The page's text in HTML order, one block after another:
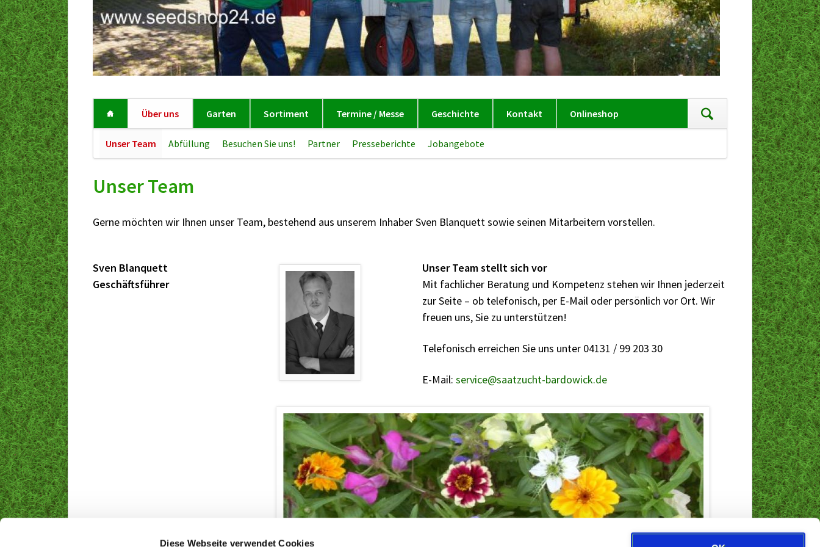
Diese Webseite verwendet Cookies
überspringen
Über uns Garten Sortiment Termine / Messe Geschichte Kontakt Onlineshop
überspringen
Unser Team Abfüllung Besuchen Sie uns! Partner Presseberichte Jobangebote
Unser Team
Gerne möchten wir Ihnen unser Team, bestehend aus unserem Inhaber Sven Blanquett sowie seinen Mitarbeitern vorstellen.
Sven Blanquett
Geschäftsführer
Unser Team stellt sich vor
Mit fachlicher Beratung und Kompetenz stehen wir Ihnen jederzeit
zur Seite – ob telefonisch, per E-Mail oder persönlich vor Ort. Wir
freuen uns, Sie zu unterstützen!
Telefonisch erreichen Sie uns unter 04131 / 99 203 30
E-Mail: service@saatzucht-bardowick.de